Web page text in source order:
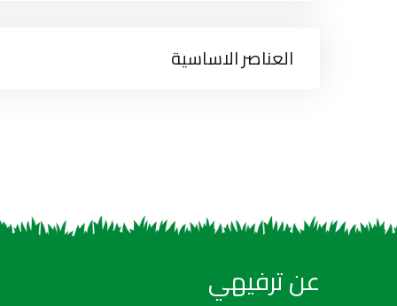
العناصر الاساسية
عن ترفيهي